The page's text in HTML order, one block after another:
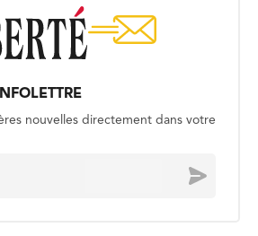
nouvelles directement dans votre
Envoyer